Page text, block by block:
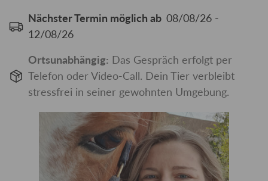
Nächster Termin möglich ab 08/08/26 -
12/08/26
Ortsunabhängig: Das Gespräch erfolgt per
Telefon oder Video-Call. Dein Tier verbleibt
stressfrei in seiner gewohnten Umgebung.